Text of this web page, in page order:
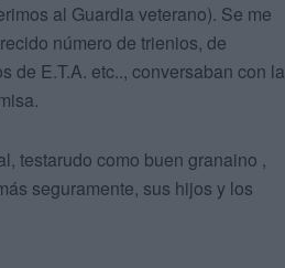
al Guardia veterano). Se me
número de trienios, de
de E.T.A. etc.., conversaban con la
testarudo como buen granaino ,
seguramente, sus hijos y los